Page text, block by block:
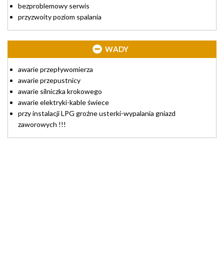
bezproblemowy serwis
przyzwoity poziom spalania
WADY
awarie przepływomierza
awarie przepustnicy
awarie silniczka krokowego
awarie elektryki-kable świece
przy instalacji LPG groźne usterki-wypalania gniazd
zaworowych !!!